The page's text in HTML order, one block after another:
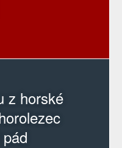
z horské